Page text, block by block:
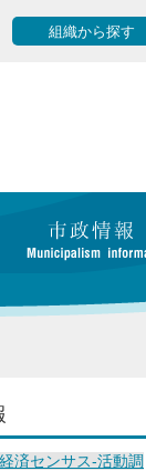
組織から探す
済センサス-活動調